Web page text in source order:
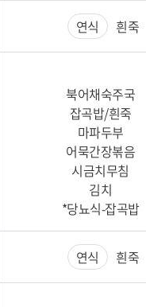
연식 흰죽
북어채숙주국
잡곡밥/흰죽
마파두부
어묵간장볶음
시금치무침
김치
*당뇨식-잡곡밥
연식 흰죽